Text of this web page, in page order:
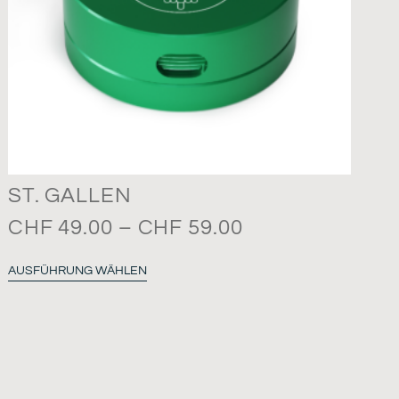
ST. GALLEN
CHF 49.00 – CHF 59.00
AUSFÜHRUNG WÄHLEN